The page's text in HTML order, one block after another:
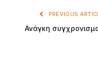
PREVIOUS
Ανάγκη